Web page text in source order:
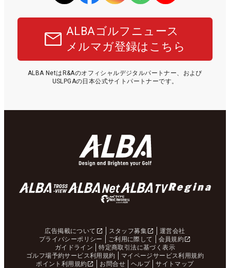
ALBAゴルフニュース
メルマガ登録はこちら
ALBA NetはR&Aのオフィシャルデジタルパートナー、および
USLPGAの日本公式サイトパートナーです。
広告掲載について スタッフ募集
運営会社
プライバシーポリシー
ご利用に際して
会員規約
ガイドライン
特定商取引法に基づく表示
ゴルフ場予約サービス利用規約
マイページサービス利用規約
ポイント利用規約
お問合せ ヘルプ サイトマップ